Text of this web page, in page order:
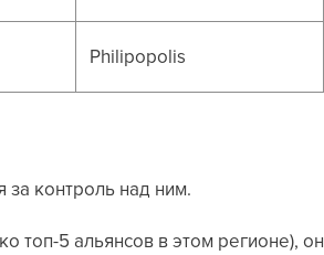
Philipopolis
за контроль над ним.
топ-5 альянсов в этом регионе), он